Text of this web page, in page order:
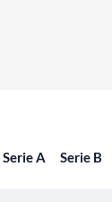
Serie A Serie B